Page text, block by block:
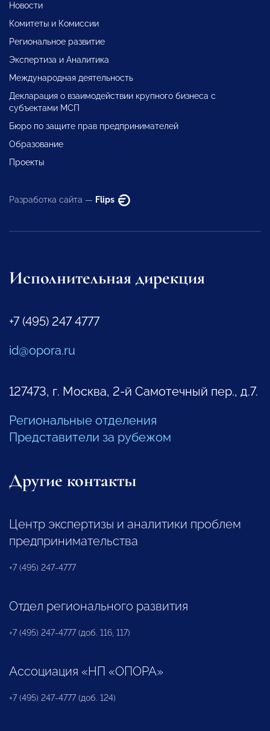
Новости
Комитеты и Комиссии
Региональное развитие
Экспертиза и Аналитика
Международная деятельность
Декларация о взаимодействии крупного бизнеса с
субъектами МСП
Бюро по защите прав предпринимателей
Образование
Проекты
Разработка сайта — Flips
Исполнительная дирекция
+7 (495) 247 4777
id@opora.ru
127473, г. Москва, 2-й Самотечный пер., д.7.
Региональные отделения
Представители за рубежом
Другие контакты
Центр экспертизы и аналитики проблем
предпринимательства
+7 (495) 247-4777
Отдел регионального развития
+7 (495) 247-4777 (доб. 116, 117)
Ассоциация «НП «ОПОРА»
+7 (495) 247-4777 (доб. 124)